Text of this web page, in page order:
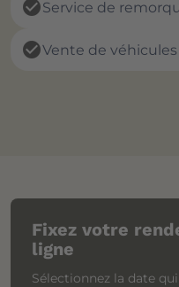
check_circleService de
check_circleVente de
Fixez votre
ligne
Sélectionnez la date